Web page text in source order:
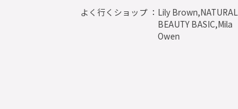
よく行くショップ ： Lily Brown,NATURAL
BEAUTY BASIC,Mila
Owen